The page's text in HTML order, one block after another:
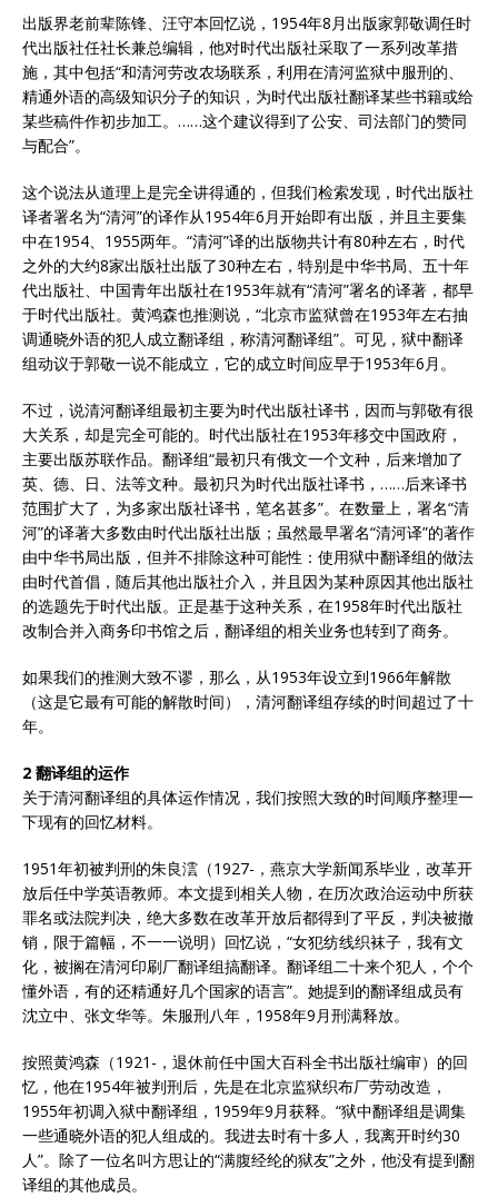
出版界老前辈陈锋、汪守本回忆说，1954年8月出版家郭敬调任时
代出版社任社长兼总编辑，他对时代出版社采取了一系列改革措
施，其中包括“和清河劳改农场联系，利用在清河监狱中服刑的、
精通外语的高级知识分子的知识，为时代出版社翻译某些书籍或给
某些稿件作初步加工。……这个建议得到了公安、司法部门的赞同
与配合”。
这个说法从道理上是完全讲得通的，但我们检索发现，时代出版社
译者署名为“清河”的译作从1954年6月开始即有出版，并且主要集
中在1954、1955两年。“清河”译的出版物共计有80种左右，时代
之外的大约8家出版社出版了30种左右，特别是中华书局、五十年
代出版社、中国青年出版社在1953年就有“清河”署名的译著，都早
于时代出版社。黄鸿森也推测说，“北京市监狱曾在1953年左右抽
调通晓外语的犯人成立翻译组，称清河翻译组”。可见，狱中翻译
组动议于郭敬一说不能成立，它的成立时间应早于1953年6月。
不过，说清河翻译组最初主要为时代出版社译书，因而与郭敬有很
大关系，却是完全可能的。时代出版社在1953年移交中国政府，
主要出版苏联作品。翻译组“最初只有俄文一个文种，后来增加了
英、德、日、法等文种。最初只为时代出版社译书，……后来译书
范围扩大了，为多家出版社译书，笔名甚多”。在数量上，署名“清
河”的译著大多数由时代出版社出版；虽然最早署名“清河译”的著作
由中华书局出版，但并不排除这种可能性：使用狱中翻译组的做法
由时代首倡，随后其他出版社介入，并且因为某种原因其他出版社
的选题先于时代出版。正是基于这种关系，在1958年时代出版社
改制合并入商务印书馆之后，翻译组的相关业务也转到了商务。
如果我们的推测大致不谬，那么，从1953年设立到1966年解散
（这是它最有可能的解散时间），清河翻译组存续的时间超过了十
年。
2 翻译组的运作
关于清河翻译组的具体运作情况，我们按照大致的时间顺序整理一
下现有的回忆材料。
1951年初被判刑的朱良澐（1927-，燕京大学新闻系毕业，改革开
放后任中学英语教师。本文提到相关人物，在历次政治运动中所获
罪名或法院判决，绝大多数在改革开放后都得到了平反，判决被撤
销，限于篇幅，不一一说明）回忆说，“女犯纺线织袜子，我有文
化，被搁在清河印刷厂翻译组搞翻译。翻译组二十来个犯人，个个
懂外语，有的还精通好几个国家的语言”。她提到的翻译组成员有
沈立中、张文华等。朱服刑八年，1958年9月刑满释放。
按照黄鸿森（1921-，退休前任中国大百科全书出版社编审）的回
忆，他在1954年被判刑后，先是在北京监狱织布厂劳动改造，
1955年初调入狱中翻译组，1959年9月获释。“狱中翻译组是调集
一些通晓外语的犯人组成的。我进去时有十多人，我离开时约30
人”。除了一位名叫方思让的“满腹经纶的狱友”之外，他没有提到翻
译组的其他成员。